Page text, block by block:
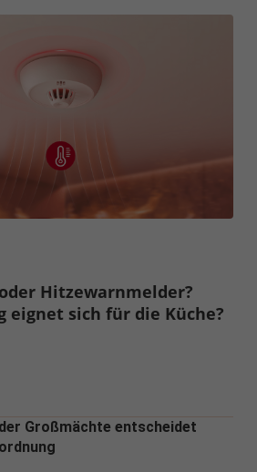
Hitzewarnmelder?
eignet sich für die Küche?
Großmächte entscheidet